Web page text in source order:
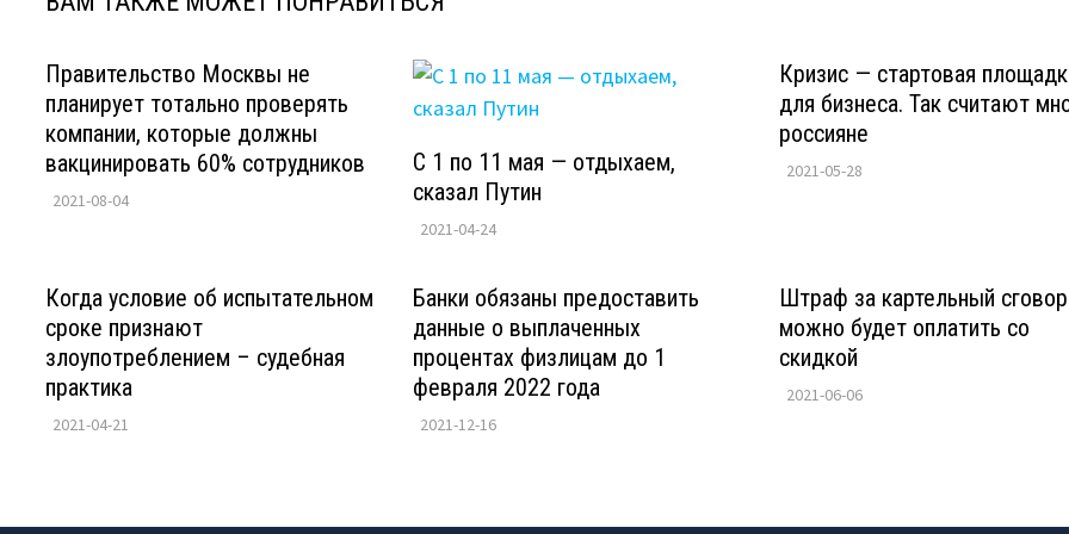
Правительство Москвы не
планирует тотально проверять
компании, которые должны
вакцинировать 60% сотрудников
2021-08-04
С 1 по 11 мая — отдыхаем,
сказал Путин
2021-04-24
Кризис — стартовая
для бизнеса. Так считают
россияне
2021-05-28
Когда условие об испытательном
сроке признают
злоупотреблением – судебная
практика
2021-04-21
Банки обязаны предоставить
данные о выплаченных
процентах физлицам до 1
февраля 2022 года
2021-12-16
Штраф за картельный сговор
можно будет оплатить со
скидкой
2021-06-06